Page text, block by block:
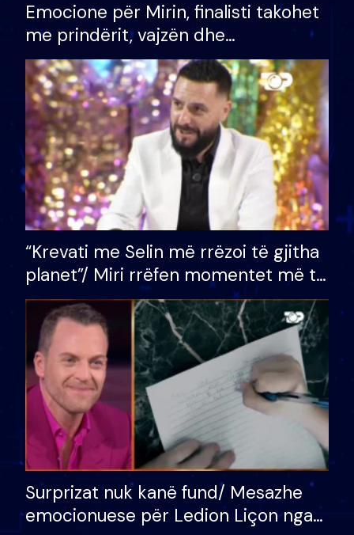
Emocione për Mirin, finalisti takohet
me prindërit, vajzën dhe
bashkëshorten: S’kemi ndonjë letër
divorci apo jo?
“Krevati me Selin më rrëzoi të gjitha
planet”/ Miri rrëfen momentet më të
bukura në shtëpinë e BB VIP: Do më
mungojë zilja e mëngjesit kur…
Surprizat nuk kanë fund/ Mesazhe
emocionuese për Ledion Liçon nga